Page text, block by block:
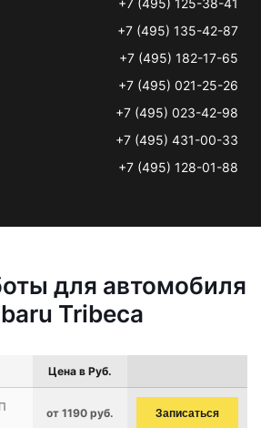
+7 (495) 125-38-41
+7 (495) 135-42-87
+7 (495) 182-17-65
+7 (495) 021-25-26
+7 (495) 023-42-98
+7 (495) 431-00-33
+7 (495) 128-01-88
для автомобиля
Tribeca
Цена в Руб.
от 1190 руб. Записаться